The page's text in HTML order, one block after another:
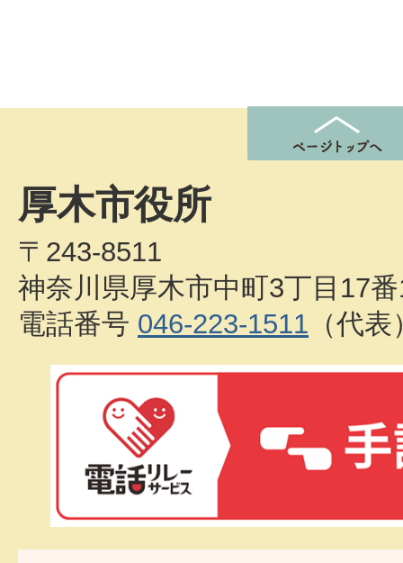
厚木市役所
〒243-8511
神奈川県厚木市中町3丁目17
電話番号 046-223-1511 （代表